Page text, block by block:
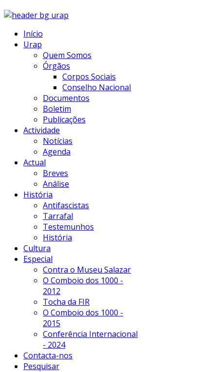
Início
Urap
Quem Somos
Órgãos
Corpos Sociais
Conselho Nacional
Documentos
Boletim
Publicações
Actividade
Notícias
Agenda
Actual
Breves
Análise
História
Antifascistas
Tarrafal
Testemunhos
História
Cultura
Especial
Contra o Museu Salazar
O Comboio dos 1000 -
2012
Tocha da FIR
O Comboio dos 1000 -
2015
Conferência Internacional
- 2024
Contacta-nos
Pesquisar